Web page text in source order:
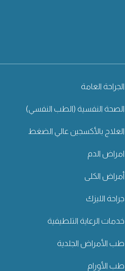
الجراحة العامة
الصحة النفسية (الطب النفسي)
العلاج بالأكسجين عالي الضغط
امراض الدم
أمراض الكلى
جراحة الليزك
خدمات الرعاية التلطيفية
طب الأمراض الجلدية
طب الأورام